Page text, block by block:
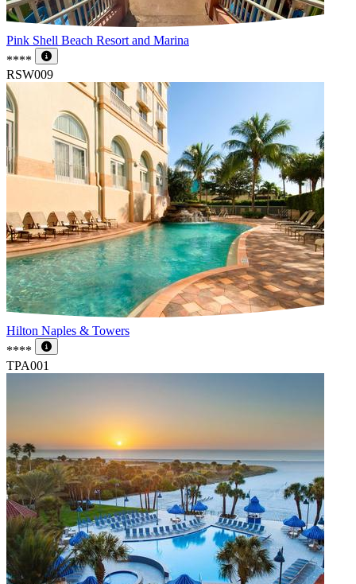
Pink Shell Beach Resort and Marina
****
RSW009
Hilton Naples & Towers
****
TPA001